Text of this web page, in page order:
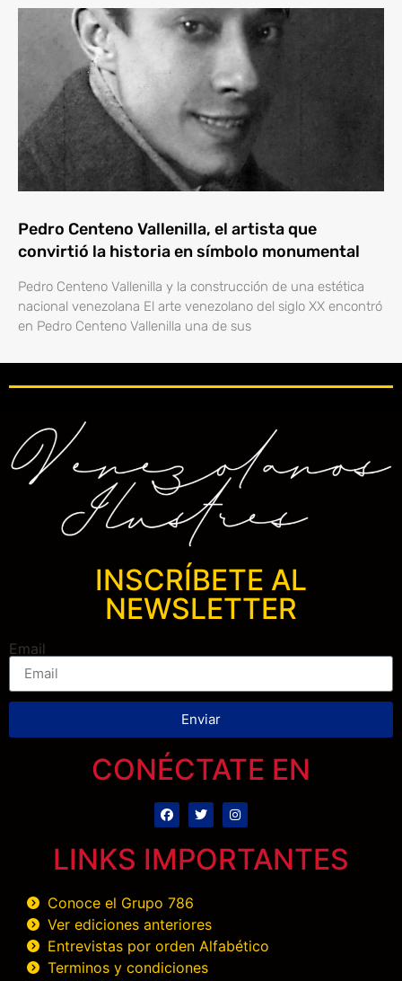
Pedro Centeno Vallenilla, el artista que
convirtió la historia en símbolo monumental
Pedro Centeno Vallenilla y la construcción de una estética
nacional venezolana El arte venezolano del siglo XX encontró
en Pedro Centeno Vallenilla una de sus
INSCRÍBETE AL
NEWSLETTER
Email
Enviar
CONÉCTATE EN
LINKS IMPORTANTES
Conoce el Grupo 786
Ver ediciones anteriores
Entrevistas por orden Alfabético
Terminos y condiciones